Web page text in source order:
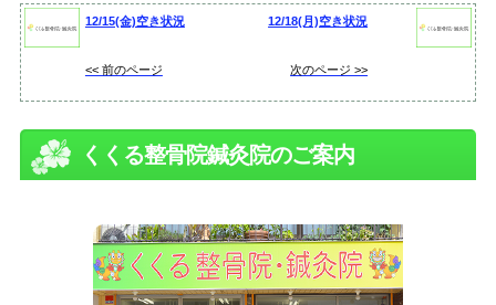
12/15(金)空き状況
<< 前のページ
12/18(月)空き状況
次のページ >>
くくる整骨院鍼灸院のご案内